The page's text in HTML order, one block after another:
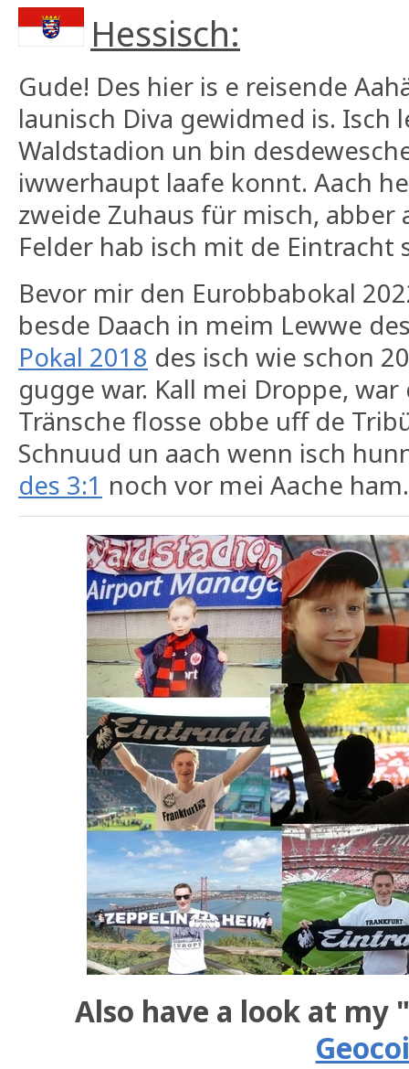
Hessisch:
Gude! Des hier is e reisende
launisch Diva gewidmed is. Isch
Waldstadion un bin
iwwerhaupt laafe konnt. Aach
zweide Zuhaus für misch, abber
Felder hab isch mit de Eintracht
Bevor mir den Eurobbabokal
besde Daach in meim Lewwe
Pokal 2018 des isch wie schon
gugge war. Kall mei Droppe, war
Tränsche flosse obbe uff de
Schnuud un aach wenn isch
des 3:1 noch vor mei Aache ham.
Also have a look at my "